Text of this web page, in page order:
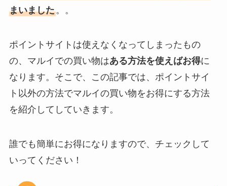
まいました。。
ポイントサイトは使えなくなってしまったもの
の、マルイでの買い物はある方法を使えばお得に
なります。そこで、この記事では、ポイントサイ
ト以外の方法でマルイの買い物をお得にする方法
を紹介してしていきます。
誰でも簡単にお得になりますので、チェックして
いってください！